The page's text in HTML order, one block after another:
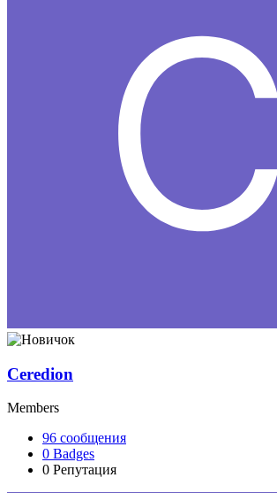
Ceredion
Members
96 сообщения
0 Badges
0 Репутация